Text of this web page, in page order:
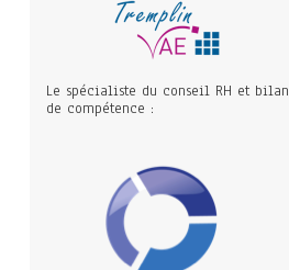
Le spécialiste du conseil RH et bilan
de compétence :